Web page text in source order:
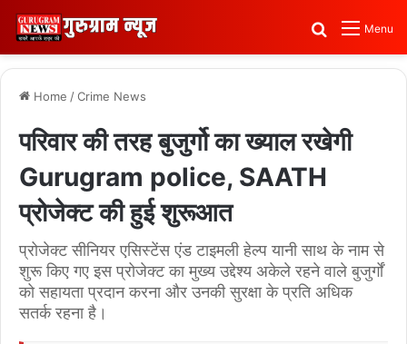
Menu
Search for
Home /Crime News
परिवार की तरह बुजुर्गो का ख्याल रखेगी
Gurugram police, SAATH
प्रोजेक्ट की हुई शुरूआत
प्रोजेक्ट सीनियर एसिस्टेंस एंड टाइमली हेल्प यानी साथ के नाम से
शुरू किए गए इस प्रोजेक्ट का मुख्य उद्देश्य अकेले रहने वाले बुजुर्गों
को सहायता प्रदान करना और उनकी सुरक्षा के प्रति अधिक
सतर्क रहना है।